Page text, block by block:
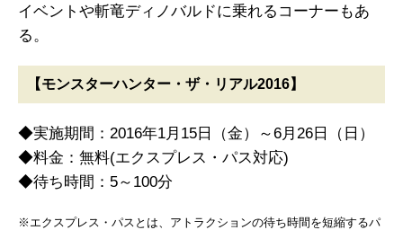
イベントや斬竜ディノバルドに乗れるコーナーもあ
る。
【モンスターハンター・ザ・リアル2016】
◆実施期間：2016年1月15日（金）～6月26日（日）
◆料金：無料(エクスプレス・パス対応)
◆待ち時間：5～100分
※エクスプレス・パスとは、アトラクションの待ち時間を短縮するパ